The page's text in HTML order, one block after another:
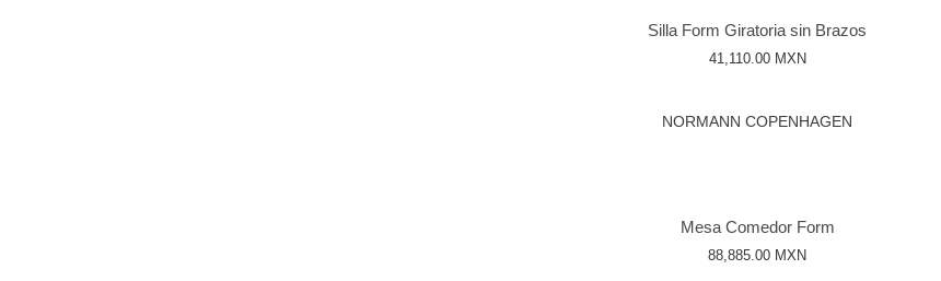
Silla Form Giratoria sin Brazos
41,110.00 MXN
NORMANN COPENHAGEN
Mesa Comedor Form
88,885.00 MXN